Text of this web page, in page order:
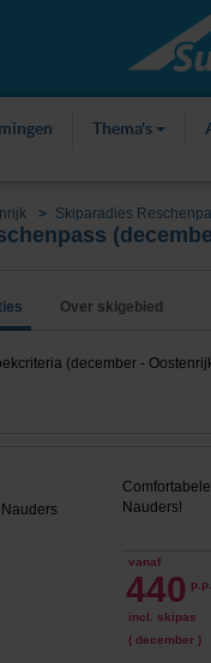
Thema's
Skiparadies
Over skigebied
(december -
Nauders!
vanaf
440 p.p.
incl. skipas
( december )